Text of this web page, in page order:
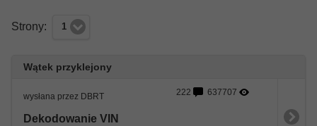
Strony: 1
Wątek przyklejony
wysłana przez DBRT 222 637707
Dekodowanie VIN